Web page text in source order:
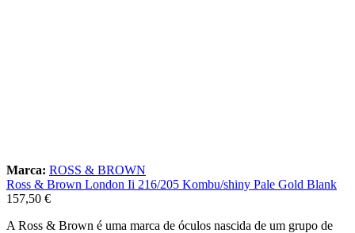
Marca: ROSS & BROWN
Ross & Brown London Ii 216/205 Kombu/shiny Pale Gold Blank
157,50 €
A Ross & Brown é uma marca de óculos nascida de um grupo de